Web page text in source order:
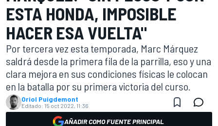
ESTA HONDA, IMPOSIBLE
HACER ESA VUELTA"
Por tercera vez esta temporada, Marc Márquez
saldrá desde la primera fila de la parrilla, eso y una
clara mejora en sus condiciones físicas le colocan
en la batalla por su primera victoria del curso.
Oriol Puigdemont
Editado: 15 oct 2022, 11:36
AÑADIR COMO FUENTE PRINCIPAL